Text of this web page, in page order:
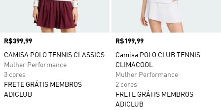
Preço
R$399,99
CAMISA POLO TENNIS CLASSICS
Mulher Performance
3 cores
FRETE GRÁTIS MEMBROS
ADICLUB
Preço
R$199,99
Camisa POLO CLUB TENNIS
CLIMACOOL
Mulher Performance
2 cores
FRETE GRÁTIS MEMBROS
ADICLUB